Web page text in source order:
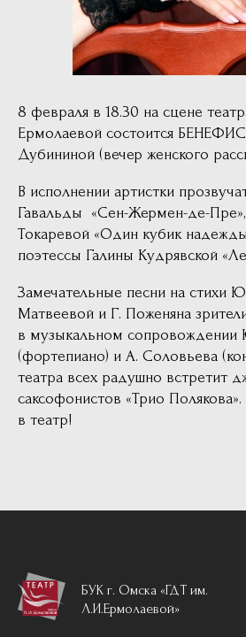
8 февраля в 18.30 на сцене
Ермолаевой состоится
Дубининой (вечер женского
В исполнении артистки
Гавальды «Сен-Жермен-де-
Токаревой «Один кубик
поэтессы Галины Кудрявской
Замечательные песни на стихи
Матвеевой и Г. Поженяна
в музыкальном сопровождении
(фортепиано) и А. Соловьева
театра всех радушно встретит
саксофонистов «Трио
в театр!
БУК г. Омска «ГДТ им.
Л.И.Ермолаевой»